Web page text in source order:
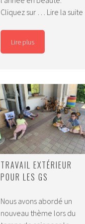
Cliquez sur … Lire la suite
Lire plus
TRAVAIL EXTÉRIEUR
POUR LES GS
Nous avons abordé un
nouveau thème lors du